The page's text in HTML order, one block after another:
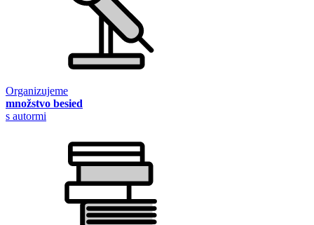
Organizujeme
množstvo besied
s autormi